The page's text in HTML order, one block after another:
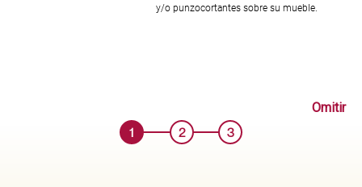
y/o punzocortantes sobre su mueble.